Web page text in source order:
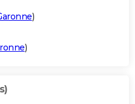
)
)